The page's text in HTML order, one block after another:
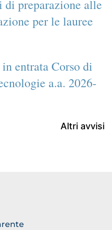
preparazione alle
per le lauree
entrata Corso di
a.a. 2026-
Altri avvisi